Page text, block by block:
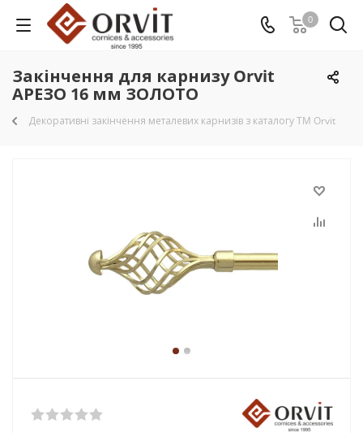
0
Закінчення для карнизу Orvit
АРЕЗО 16 мм ЗОЛОТО
Декоративні закінчення металевих карнизів з каталогу TM Orvit